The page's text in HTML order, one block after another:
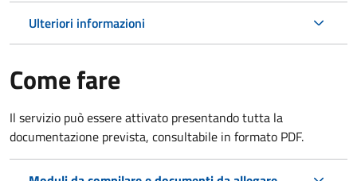
Ulteriori informazioni
Come fare
Il servizio può essere attivato presentando tutta la
documentazione prevista, consultabile in formato PDF.